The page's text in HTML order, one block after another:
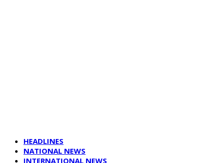
HEADLINES
NATIONAL NEWS
INTERNATIONAL NEWS